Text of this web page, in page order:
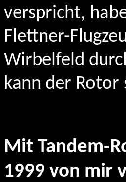
verspricht,
Flettner-
Wirbelfeld
kann der Rotor
Mit Tandem-
1999 von mir